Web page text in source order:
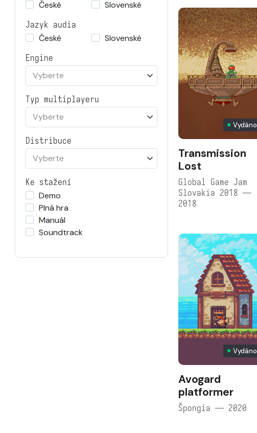
České
Slovenské
Jazyk audia
České
Slovenské
Engine
Vyberte
Typ multiplayeru
Vyberte
Distribuce
Vyberte
Ke stažení
Demo
Plná hra
Manuál
Soundtrack
Vydáno
Transmission
Lost
Global Game Jam
Slovakia 2018 —
2018
Vydáno
Avogard
platformer
Špongia — 2020